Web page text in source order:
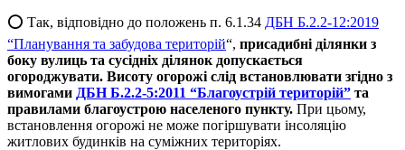
⭕️ Так, відповідно до положень п. 6.1.34 ДБН Б.2.2-12:2019
“Планування та забудова територій“, присадибні ділянки з
боку вулиць та сусідніх ділянок допускається
огороджувати. Висоту огорожі слід встановлювати згідно з
вимогами ДБН Б.2.2-5:2011 “Благоустрій територій” та
правилами благоустрою населеного пункту. При цьому,
встановлення огорожі не може погіршувати інсоляцію
житлових будинків на суміжних територіях.